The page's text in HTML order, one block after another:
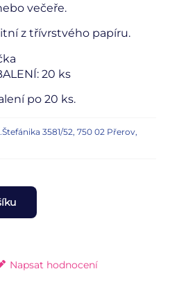
večeře.
z třívrstvého papíru.
20 ks
po 20 ks.
3581/52, 750 02 Přerov,
Napsat hodnocení